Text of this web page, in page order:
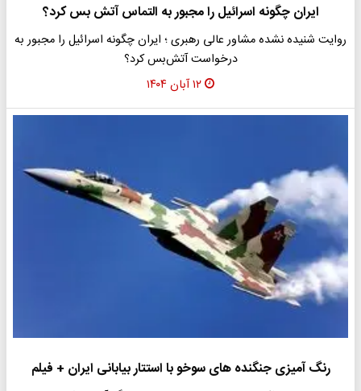
ایران چگونه اسرائیل را مجبور به التماس آتش بس کرد؟
روایت شنیده‌ نشده مشاور عالی رهبری ؛ ایران چگونه اسرائیل را مجبور به
درخواست آتش‌بس کرد؟
۱۲ آبان ۱۴۰۴
رنگ آمیزی جنگنده های سوخو با استتار بیابانی ایران + فیلم